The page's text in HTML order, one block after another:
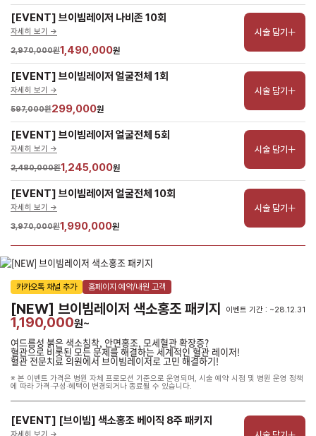
[EVENT] 브이빔레이저 나비존 10회
자세히 보기 ->
2,970,000원1,490,000원
시술 담기
[EVENT] 브이빔레이저 얼굴전체 1회
자세히 보기 ->
597,000원299,000원
시술 담기
[EVENT] 브이빔레이저 얼굴전체 5회
자세히 보기 ->
2,480,000원1,245,000원
시술 담기
[EVENT] 브이빔레이저 얼굴전체 10회
자세히 보기 ->
3,970,000원1,990,000원
시술 담기
카카오톡 채널 추가 홈페이지 예약/내원 고객
[NEW] 브이빔레이저 색소홍조 패키지
1,190,000원~
이벤트 기간 : ~28.12.31
여드름성 붉은 색소침착, 안면홍조, 모세혈관 확장증?
혈관으로 비롯된 모든 문제를 해결하는 세계적인 혈관 레이저!
혈관 전문치료 의원에서 브이빔레이저로 고민 해결하기!
※ 본 이벤트 가격은 병원 자체 프로모션 기준으로 운영되며, 시술 예약 시점 및 병원 운영 정책
에 따라 가격·구성·혜택이 변경되거나 종료될 수 있습니다.
[EVENT] [브이빔] 색소홍조 베이직 8주 패키지